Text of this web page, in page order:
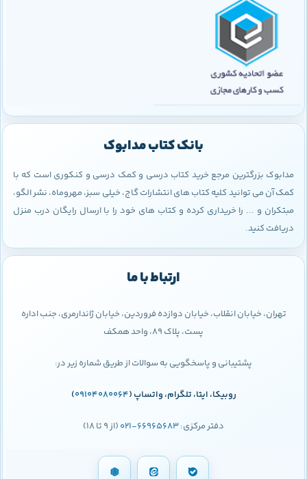
بانک کتاب مدابوک
مدابوک بزرگترین مرجع خرید کتاب درسی و کمک درسی و کنکوری است که با
کمک آن می توانید کلیه کتاب های انتشارات گاج، خیلی سبز، مهروماه، نشر الگو،
مبتکران و ... را خریداری کرده و کتاب های خود را با ارسال رایگان درب منزل
دریافت کنید.
ارتباط با ما
تهران، خیابان انقلاب، خیابان دوازده فروردین، خیابان ژاندارمری، جنب اداره
پست، پلاک 89، واحد همکف
پشتیبانی و پاسخگویی به سوالات از طریق شماره زیر در:
روبیکا، ایتا، تلگرام، واتساپ (09104080064
)
دفتر مرکزی:66965683-021 (از 9 تا 18)